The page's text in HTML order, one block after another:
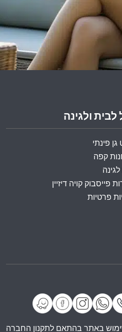
לבית ולגינה
גן פינתי
קפה
פייסבוק קויה דיזיין
פרטיות
באתר בהתאם לתקנון החברה